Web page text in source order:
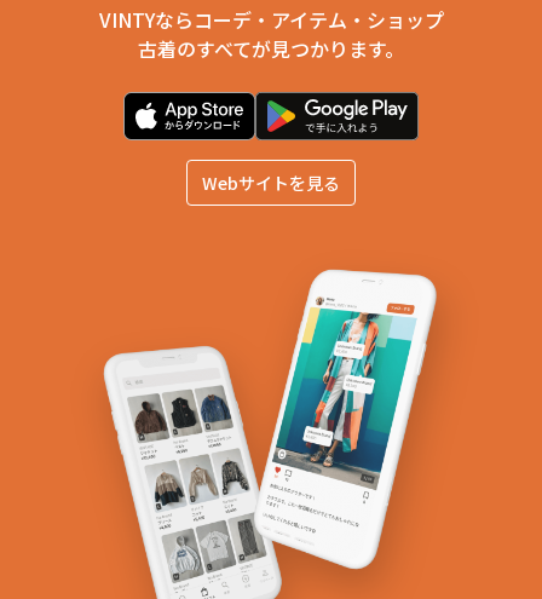
VINTYならコーデ・アイテム・ショップ
古着のすべてが見つかります。
Webサイトを見る